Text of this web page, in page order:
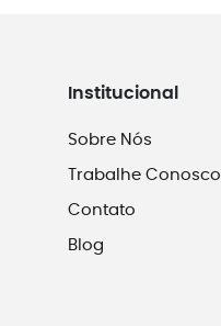
Institucional
Sobre Nós
Trabalhe Conosco
Contato
Blog